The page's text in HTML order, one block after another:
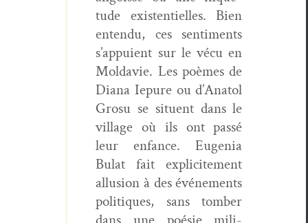
tude exis­ten­tielles. Bien
enten­du, ces sen­ti­ments
s’appuient sur le vécu en
Mol­davie. Les poèmes de
Diana Iepure ou d’Anatol
Gro­su se situent dans le
vil­lage où ils ont passé
leur enfance. Euge­nia
Bulat fait explicite­ment
allu­sion à des événe­ments
poli­tiques, sans tomber